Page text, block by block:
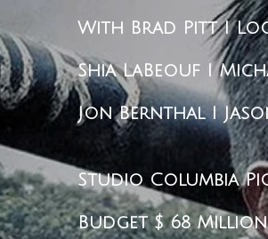
With Brad Pitt I
Shia LaBeouf I
Jon Bernthal I
StudioColumbia
Budget $ 68 Million